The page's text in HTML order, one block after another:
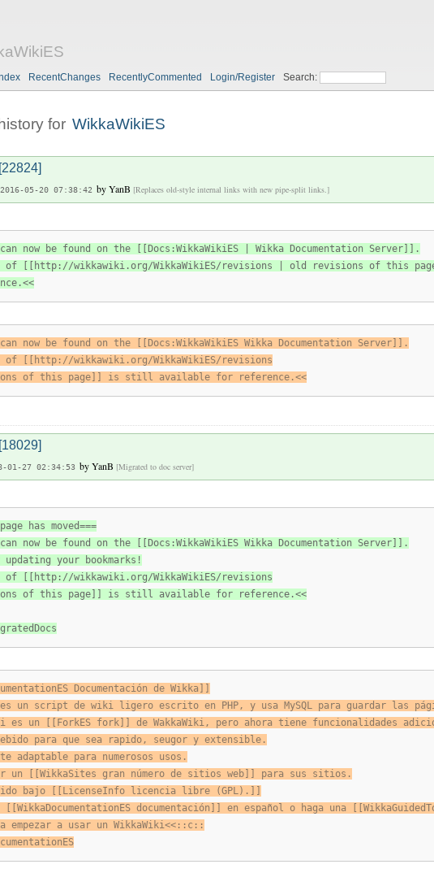
RecentChanges RecentlyCommented Login/Register Search:
for WikkaWikiES
[22824]
2016-05-20 07:38:42 byYanB [Replaces old-style internal links with new pipe-split links.]
now be found on the [[Docs:WikkaWikiES | Wikka Documentation Server]].
of [[http://wikkawiki.org/WikkaWikiES/revisions | old revisions of this
now be found on the [[Docs:WikkaWikiES Wikka Documentation Server]].
of [[http://wikkawiki.org/WikkaWikiES/revisions
of this page]] is still available for reference.<<
[18029]
01-27 02:34:53 byYanB [Migrated to doc server]
has moved===
now be found on the [[Docs:WikkaWikiES Wikka Documentation Server]].
your bookmarks!
of [[http://wikkawiki.org/WikkaWikiES/revisions
of this page]] is still available for reference.<<
Documentación de Wikka]]
es un script de wiki ligero escrito en PHP, y usa MySQL para guardar las
es un [[ForkES fork]] de WakkaWiki, pero ahora tiene funcionalidades
para que sea rapido, seugor y extensible.
adaptable para numerosos usos.
un [[WikkaSites gran número de sitios web]] para sus sitios.
bajo [[LicenseInfo licencia libre (GPL).]]
[[WikkaDocumentationES documentación]] en español o haga una
empezar a usar un WikkaWiki<<::c::